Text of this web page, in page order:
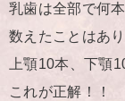
乳歯は全部で何
数えたことはあ
上顎10本、下顎
これが正解！！